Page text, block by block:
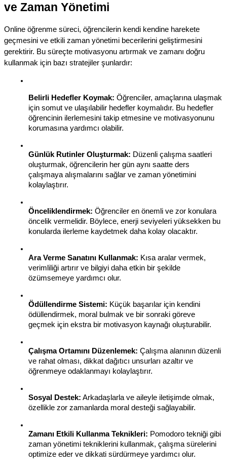
ve Zaman Yönetimi
Online öğrenme süreci, öğrencilerin kendi kendine harekete
geçmesini ve etkili zaman yönetimi becerilerini geliştirmesini
gerektirir. Bu süreçte motivasyonu artırmak ve zamanı doğru
kullanmak için bazı stratejiler şunlardır:
Belirli Hedefler Koymak: Öğrenciler, amaçlarına ulaşmak
için somut ve ulaşılabilir hedefler koymalıdır. Bu hedefler
öğrencinin ilerlemesini takip etmesine ve motivasyonunu
korumasına yardımcı olabilir.
Günlük Rutinler Oluşturmak: Düzenli çalışma saatleri
oluşturmak, öğrencilerin her gün aynı saatte ders
çalışmaya alışmalarını sağlar ve zaman yönetimini
kolaylaştırır.
Önceliklendirmek: Öğrenciler en önemli ve zor konulara
öncelik vermelidir. Böylece, enerji seviyeleri yüksekken bu
konularda ilerleme kaydetmek daha kolay olacaktır.
Ara Verme Sanatını Kullanmak: Kısa aralar vermek,
verimliliği artırır ve bilgiyi daha etkin bir şekilde
özümsemeye yardımcı olur.
Ödüllendirme Sistemi: Küçük başarılar için kendini
ödüllendirmek, moral bulmak ve bir sonraki göreve
geçmek için ekstra bir motivasyon kaynağı oluşturabilir.
Çalışma Ortamını Düzenlemek: Çalışma alanının düzenli
ve rahat olması, dikkat dağıtıcı unsurları azaltır ve
öğrenmeye odaklanmayı kolaylaştırır.
Sosyal Destek: Arkadaşlarla ve aileyle iletişimde olmak,
özellikle zor zamanlarda moral desteği sağlayabilir.
Zamanı Etkili Kullanma Teknikleri: Pomodoro tekniği gibi
zaman yönetimi tekniklerini kullanmak, çalışma sürelerini
optimize eder ve dikkati sürdürmeye yardımcı olur.